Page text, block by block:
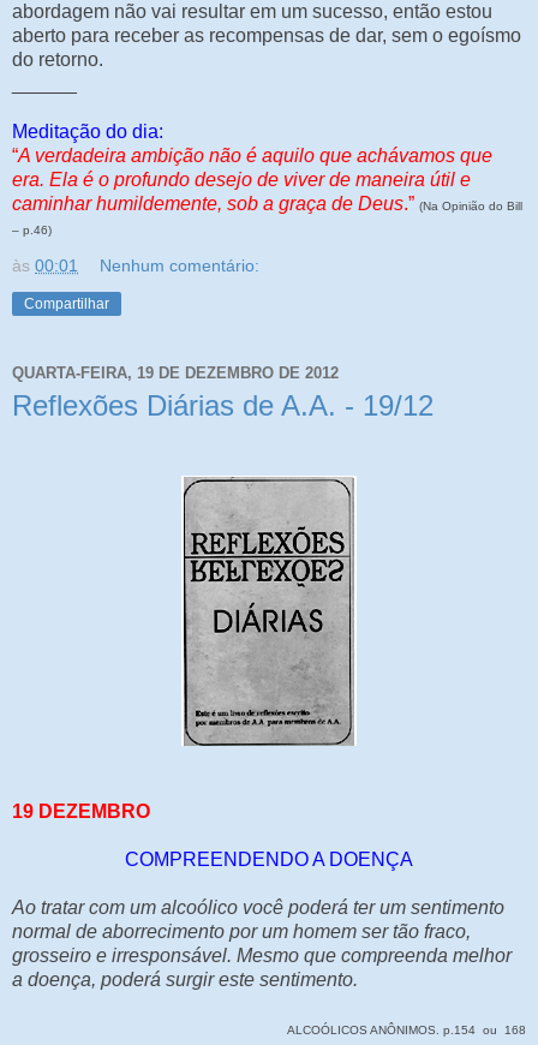
abordagem não vai resultar em um sucesso, então estou
aberto para receber as recompensas de dar, sem o egoísmo
do retorno.
Meditação do dia:
“A verdadeira ambição não é aquilo que achávamos que
era. Ela é o profundo desejo de viver de maneira útil e
caminhar humildemente, sob a graça de Deus.” (Na Opinião do Bill
– p.46)
às 00:01 Nenhum comentário:
Compartilhar
QUARTA-FEIRA, 19 DE DEZEMBRO DE 2012
Reflexões Diárias de A.A. - 19/12
19 DEZEMBRO
COMPREENDENDO A DOENÇA
Ao tratar com um alcoólico você poderá ter um sentimento
normal de aborrecimento por um homem ser tão fraco,
grosseiro e irresponsável. Mesmo que compreenda melhor
a doença, poderá surgir este sentimento.
ALCOÓLICOS ANÔNIMOS. p.154 ou 168